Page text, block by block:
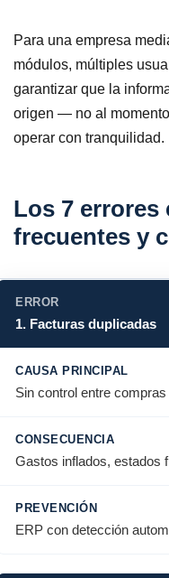
Para una empresa
módulos, múltiples
garantizar que la
origen — no al
operar con tranquilidad.
Los 7 errores
frecuentes y
1. Facturas duplicadas
Sin control entre compras
Gastos inflados, estados
ERP con detección